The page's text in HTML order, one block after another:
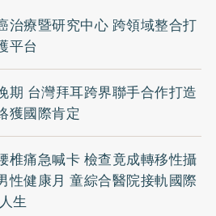
治療暨研究中心 跨領域整合打
平台
期 台灣拜耳跨界聯手合作打造
獲國際肯定
椎痛急喊卡 檢查竟成轉移性攝
性健康月 童綜合醫院接軌國際
生